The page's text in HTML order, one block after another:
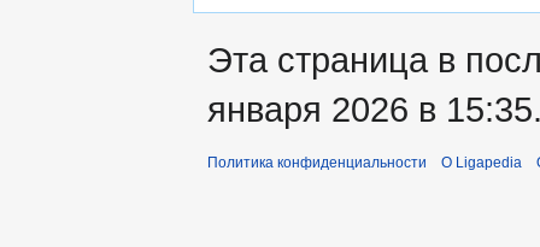
Эта страница в
января 2026 в
Политика конфиденциальности О Ligapedia